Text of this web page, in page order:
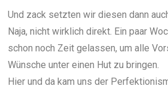
Und zack setzten wir diesen dann
Naja, nicht wirklich direkt. Ein paar
schon noch Zeit gelassen, um alle
Wünsche unter einen Hut zu bringen.
Hier und da kam uns der